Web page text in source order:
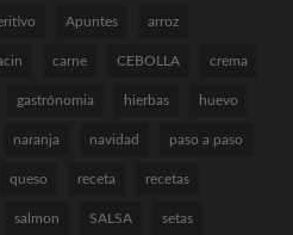
Apuntes arroz
carne CEBOLLA crema
gastrónomia hierbas huevo
naranja navidad paso a paso
queso receta recetas
salmon SALSA setas